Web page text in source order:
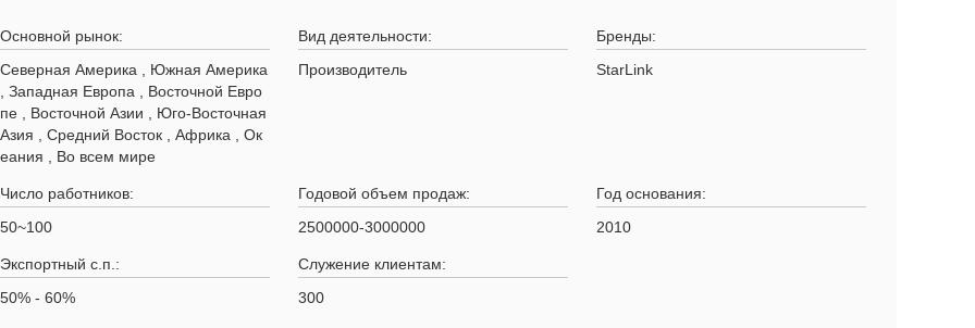
Основной рынок:
Северная Америка , Южная Америка
, Западная Европа , Восточной Евро
пе , Восточной Азии , Юго-Восточная
Азия , Средний Восток , Африка , Ок
еания , Во всем мире
Вид деятельности:
Производитель
Бренды:
StarLink
Число работников:
50~100
Годовой объем продаж:
2500000-3000000
Год основания:
2010
Экспортный с.п.:
50% - 60%
Служение клиентам:
300